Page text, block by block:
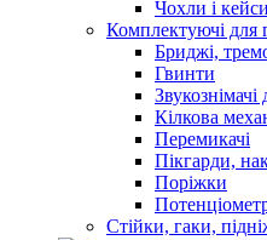
Чохли і
Комплектуючі для
Бриджі,
Гвинти
Звукознімачі
Кілкова
Перемикачі
Пікгарди,
Поріжки
Стійки, гаки,